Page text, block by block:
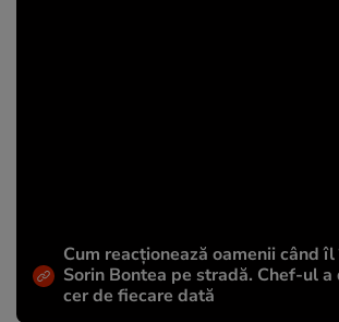
Cum reacționează oamenii când
Sorin Bontea pe stradă. Chef-ul
cer de fiecare dată